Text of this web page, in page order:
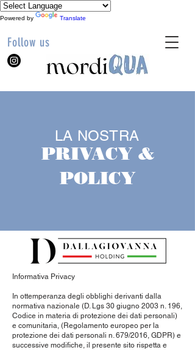
Powered by Translate
Follow us
PRIVACY &
POLICY
LA NOSTRA
Informativa Privacy
In ottemperanza degli obblighi derivanti dalla
normativa nazionale (D. Lgs 30 giugno 2003 n. 196,
Codice in materia di protezione dei dati personali)
e comunitaria, (Regolamento europeo per la
protezione dei dati personali n. 679/2016, GDPR) e
successive modifiche, il presente sito rispetta e